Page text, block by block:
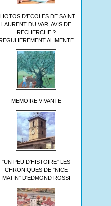
D'ECOLES DE SAINT
LAURENT DU VAR, AVIS DE
RECHERCHE ?
ALIMENTE
MEMOIRE VIVANTE
"UN PEU D'HISTOIRE" LES
CHRONIQUES DE "NICE
MATIN" D'EDMOND ROSSI